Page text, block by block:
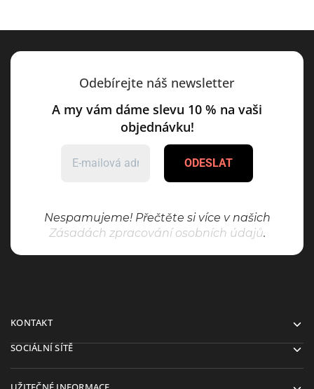
Odebírejte náš newsletter
A my vám dáme slevu 10 % na vaši
objednávku!
Nespamujeme! Přečtěte si více v našich
Zásadách zpracování osobních údajů.
KONTAKT
SOCIÁLNÍ SÍTĚ